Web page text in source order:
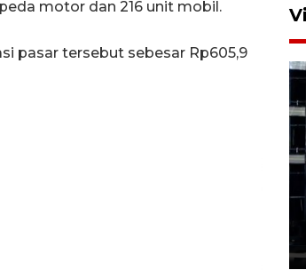
motor dan 216 unit mobil.
pasar tersebut sebesar Rp605,9